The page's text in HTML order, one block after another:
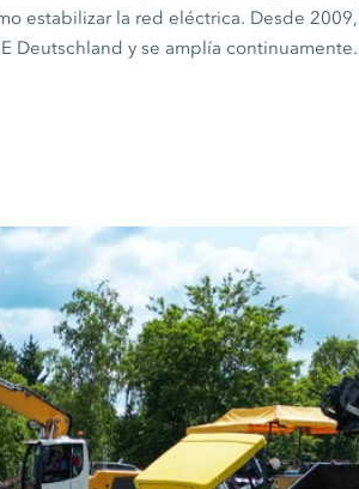
estabilizar la red eléctrica. Desde
Deutschland y se amplía continuamente.